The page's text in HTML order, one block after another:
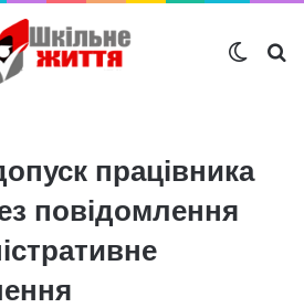
працівника
повідомлення